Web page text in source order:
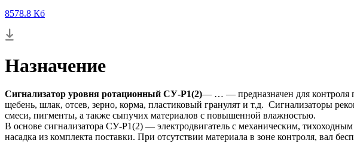
8578.8 Кб
Назначение
Сигнализатор уровня ротационный СУ-Р1(2)— … — предназначен для контроля
щебень, шлак, отсев, зерно, корма, пластиковый гранулят и т.д. Сигнализаторы
смеси, пигменты, а также сыпучих материалов с повышенной влажностью.
В основе сигнализатора СУ-Р1(2) — электродвигатель с механическим,
насадка из комплекта поставки. При отсутствии материала в зоне контроля, вал